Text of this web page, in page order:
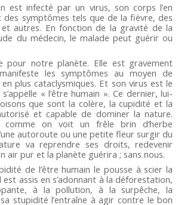
est infecté par un virus, son corps l’en
symptômes tels que de la fièvre, des
autres. En fonction de la gravité de la
du médecin, le malade peut guérir ou
pour notre planète. Elle est gravement
les symptômes au moyen de
plus cataclysmiques. Et son virus est le
« l’être humain ». Ce dernier, lui-
que sont la colère, la cupidité et la
et capable de dominer la nature.
comme on voit un frêle brin d’herbe
autoroute ou une petite fleur surgir du
va reprendre ses droits, redevenir
air pur et la planète guérira ; sans nous.
de l’être humain le pousse à scier la
assis en s’adonnant à la déforestation,
à la pollution, à la surpêche, la
stupidité l’entraîne à agir contre le bon